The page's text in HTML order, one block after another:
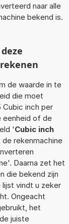
naar alle
bekend is.
de waarde in te
die moet
inch per
eenheid of de
'Cubic inch
rekenmachine
Daarna zet het
die bekend zijn
vindt u zeker
Ongeacht
het
juiste